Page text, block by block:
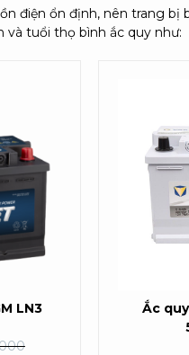
điện ổn định, nên trang bị
và tuổi thọ bình ắc quy như:
LN3
Ắc quy